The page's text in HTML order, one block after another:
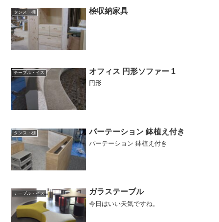
タンス・棚 桧収納家具
テーブル・イス オフィス 円形ソファー 1
円形
タンス・棚 パーテーション 鉢植え付き
パーテーション 鉢植え付き
テーブル・イス ガラステーブル
今日はいい天気ですね。